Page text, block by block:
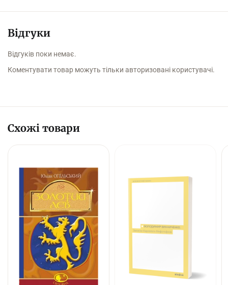
Відгуки
Відгуків поки немає.
Коментувати товар можуть тільки авторизовані користувачі.
Схожі товари